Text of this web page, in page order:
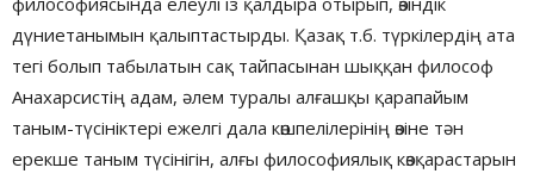
дүниетанымын қалыптастырды. Қазақ т.б. түркілердің ата
тегі болып табылатын сақ тайпасынан шыққан философ
Анахарсистің адам, әлем туралы алғашқы қарапайым
таным-түсініктері ежелгі дала көшпелілерінің өзіне тән
ерекше таным түсінігін, алғы философиялық көзқарастарын